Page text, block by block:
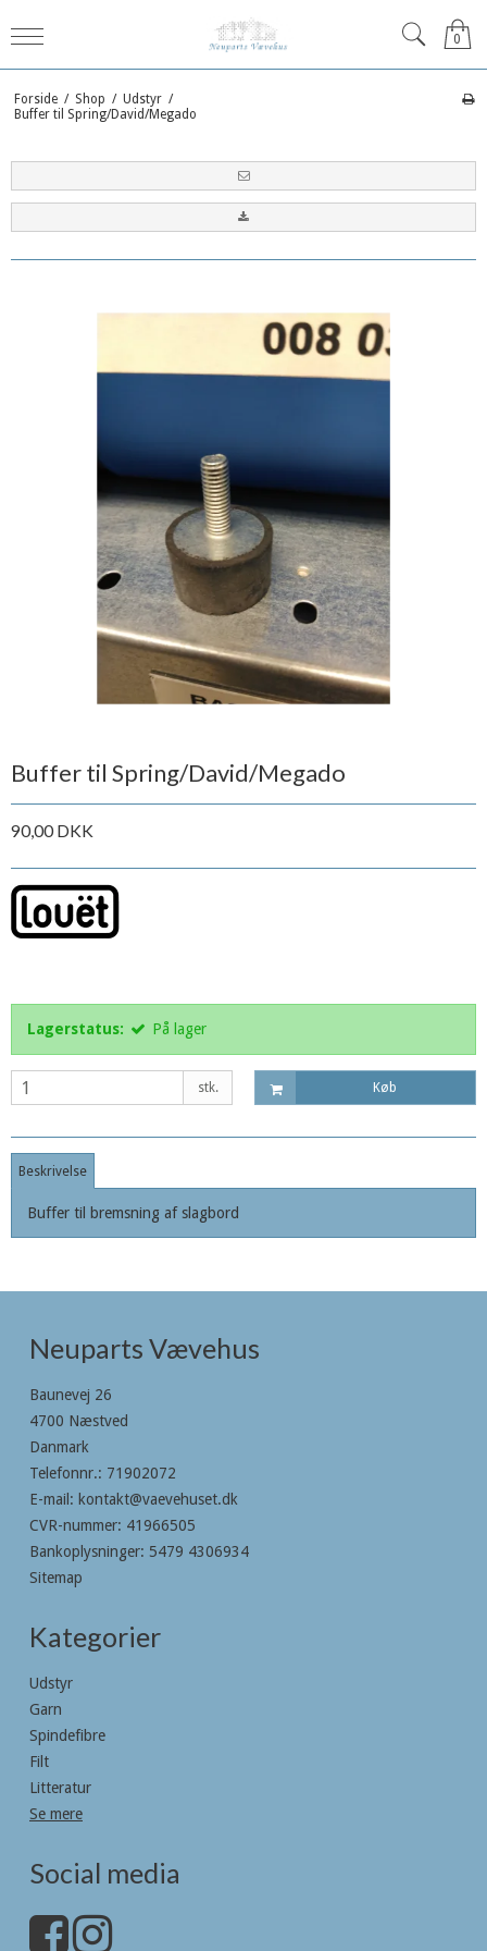
0
Forside / Shop / Udstyr /
Buffer til Spring/David/Megado
Buffer til Spring/David/Megado
90,00 DKK
Lagerstatus: På lager
stk. Køb
Beskrivelse
Buffer til bremsning af slagbord
Neuparts Vævehus
Baunevej 26
4700 Næstved
Danmark
Telefonnr.: 71902072
E-mail : kontakt@vaevehuset.dk
CVR-nummer: 41966505
Bankoplysninger: 5479 4306934
Sitemap
Kategorier
Udstyr
Garn
Spindefibre
Filt
Litteratur
Se mere
Social media